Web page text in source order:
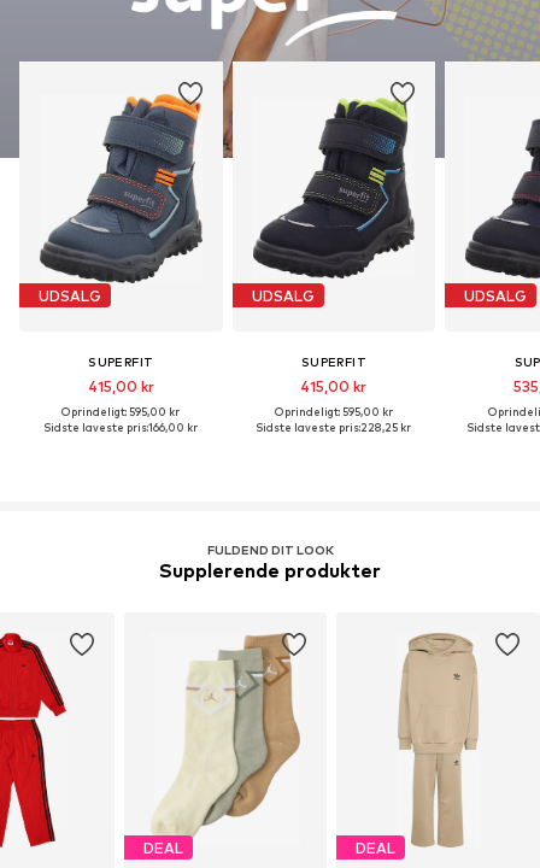
UDSALG
SUPERFIT
415,00 kr
Oprindeligt: 595,00 kr
Sidste laveste pris:166,00 kr
UDSALG
SUPERFIT
415,00 kr
Oprindeligt: 595,00 kr
Sidste laveste pris:228,25 kr
UDSALG
Sidste
FULDEND DIT LOOK
Supplerende produkter
DEAL DEAL